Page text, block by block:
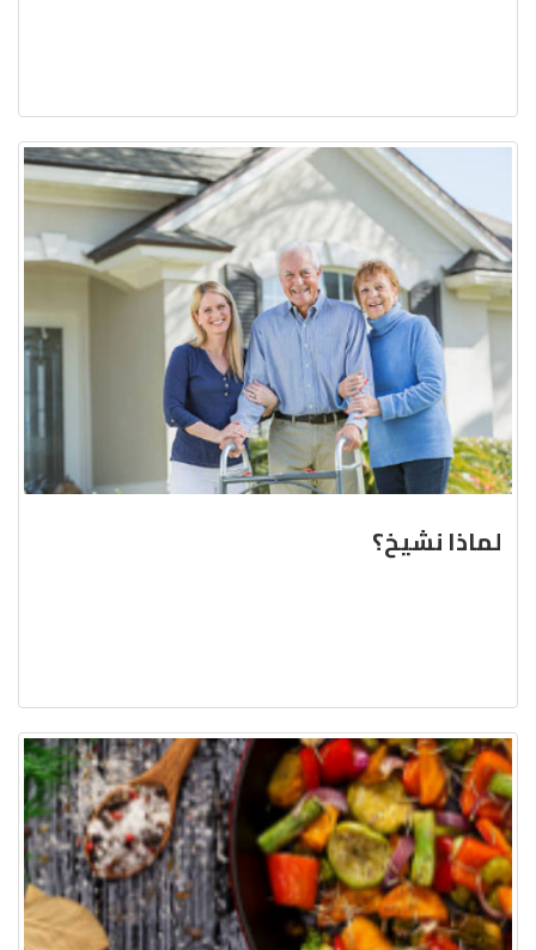
لماذا نشيخ؟